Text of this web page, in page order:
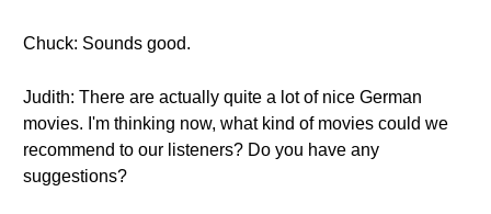
Chuck: Sounds good.
Judith: There are actually quite a lot of nice German
movies. I'm thinking now, what kind of movies could we
recommend to our listeners? Do you have any
suggestions?